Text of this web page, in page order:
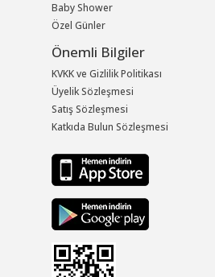
Baby Shower
Özel Günler
Önemli Bilgiler
KVKK ve Gizlilik Politikası
Üyelik Sözleşmesi
Satış Sözleşmesi
Katkıda Bulun Sözleşmesi